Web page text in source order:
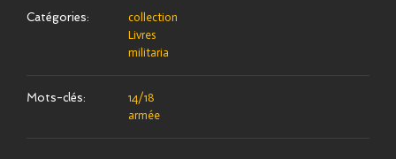
Catégories:
collection
Livres
militaria
Mots-clés:
14/18
armée